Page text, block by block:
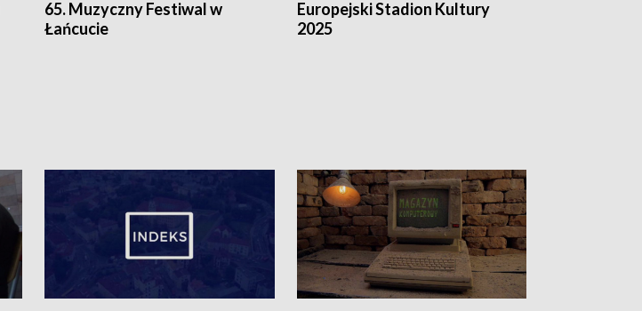
65. Muzyczny Festiwal w
Łańcucie
Europejski Stadion Kultury
2025